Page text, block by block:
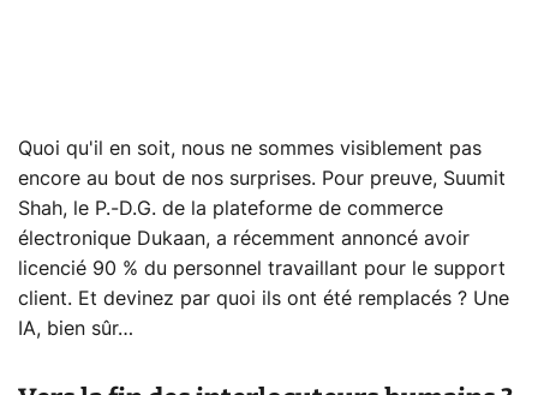
Quoi qu'il en soit, nous ne sommes visiblement pas
encore au bout de nos surprises. Pour preuve, Suumit
Shah, le P.-D.G. de la plateforme de commerce
électronique Dukaan, a récemment annoncé avoir
licencié 90 % du personnel travaillant pour le support
client. Et devinez par quoi ils ont été remplacés ? Une
IA, bien sûr…